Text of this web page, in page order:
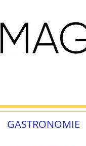
GASTRONOMIE